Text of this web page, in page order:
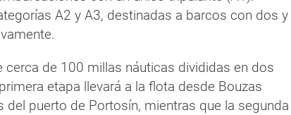
A2 y A3, destinadas a barcos con dos y
cerca de 100 millas náuticas divididas en dos
etapa llevará a la flota desde Bouzas
del puerto de Portosín, mientras que la segunda